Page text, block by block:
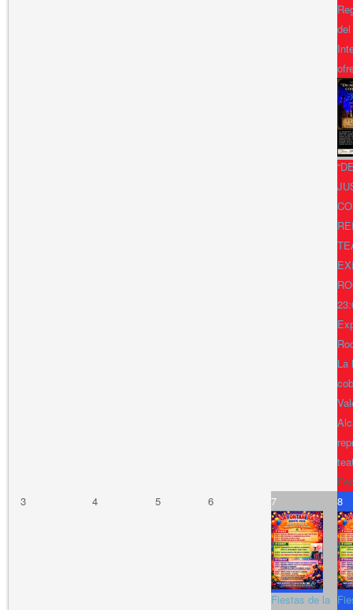
La
3
4 5 6 7
Fiestas de la
8